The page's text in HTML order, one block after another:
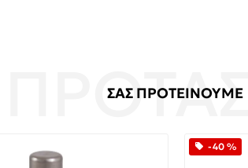
ΣΑΣ ΠΡΟΤΕΙΝΟΥΜΕ
-40 %